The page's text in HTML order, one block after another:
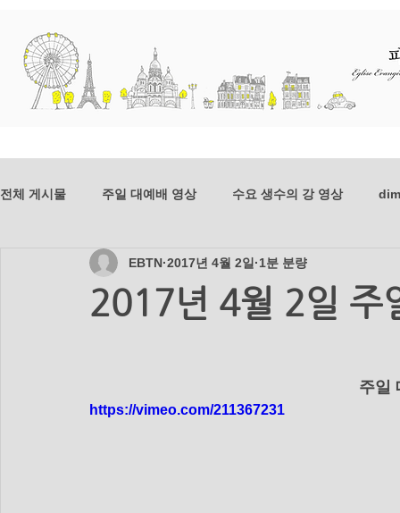
전체 게시물 주일 대예배 영상 수요 생수의 강 영상
dim-201807 mer-201807 dim-201806
dim-201712 mer-201712 dim_201711
2017년 4월 2일 주
EBTN 2017년 4월 2일 1분 분량
https://vimeo.com/211367231